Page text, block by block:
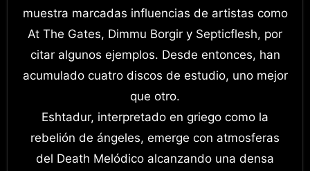
muestra marcadas influencias de artistas como
At The Gates, Dimmu Borgir y Septicflesh, por
citar algunos ejemplos. Desde entonces, han
acumulado cuatro discos de estudio, uno mejor
que otro.
Eshtadur, interpretado en griego como la
rebelión de ángeles, emerge con atmosferas
del Death Melódico alcanzando una densa